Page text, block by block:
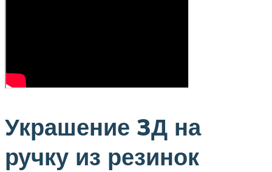
Украшение 3Д на
ручку из резинок